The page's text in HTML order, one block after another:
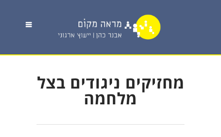
מחזיקים ניגודים בצל
מלחמה